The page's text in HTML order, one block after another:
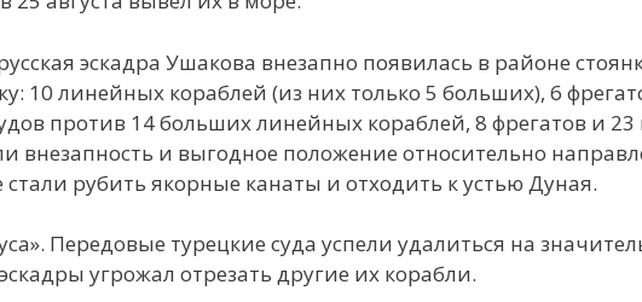
эскадра Ушакова внезапно появилась в районе
10 линейных кораблей (из них только 5 больших), 6
против 14 больших линейных кораблей, 8 фрегатов и
внезапность и выгодное положение относительно
рубить якорные канаты и отходить к устью Дуная.
Передовые турецкие суда успели удалиться на
угрожал отрезать другие их корабли.